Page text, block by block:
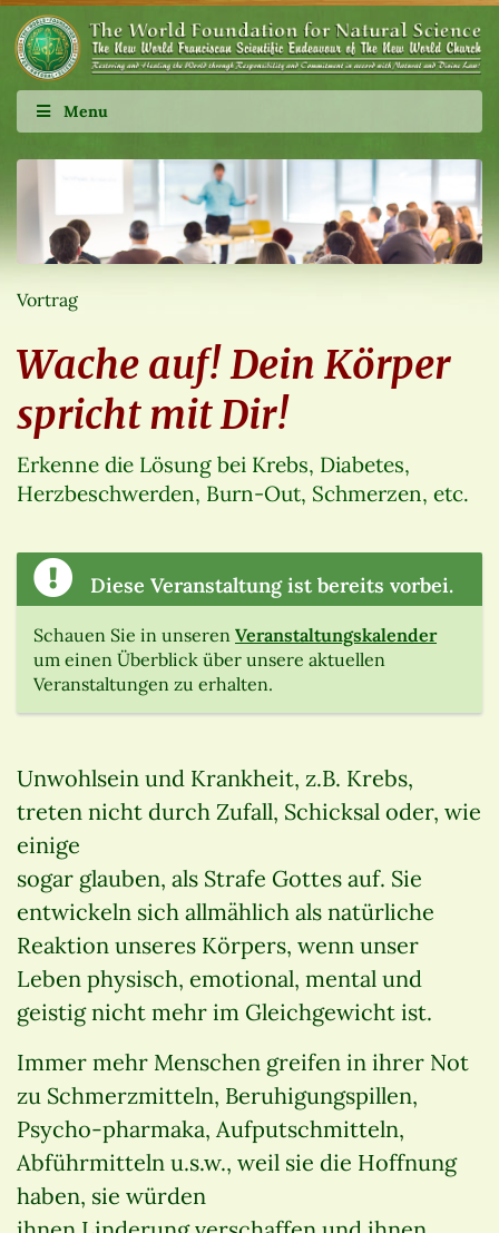
Menu
Vortrag
Wache auf! Dein Körper
spricht mit Dir!
Erkenne die Lösung bei Krebs, Diabetes,
Herzbeschwerden, Burn-Out, Schmerzen, etc.
Diese Veranstaltung ist bereits vorbei.
Schauen Sie in unseren Veranstaltungskalender
um einen Überblick über unsere aktuellen
Veranstaltungen zu erhalten.
Unwohlsein und Krankheit, z.B. Krebs,
treten nicht durch Zufall, Schicksal oder, wie
einige
sogar glauben, als Strafe Gottes auf. Sie
entwickeln sich allmählich als natürliche
Reaktion unseres Körpers, wenn unser
Leben physisch, emotional, mental und
geistig nicht mehr im Gleichgewicht ist.
Immer mehr Menschen greifen in ihrer Not
zu Schmerzmitteln, Beruhigungspillen,
Psycho-pharmaka, Aufputschmitteln,
Abführmitteln u.s.w., weil sie die Hoffnung
haben, sie würden